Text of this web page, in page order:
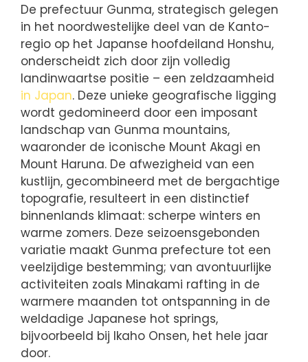
De prefectuur Gunma, strategisch gelegen
in het noordwestelijke deel van de Kanto-
regio op het Japanse hoofdeiland Honshu,
onderscheidt zich door zijn volledig
landinwaartse positie – een zeldzaamheid
in Japan. Deze unieke geografische ligging
wordt gedomineerd door een imposant
landschap van Gunma mountains,
waaronder de iconische Mount Akagi en
Mount Haruna. De afwezigheid van een
kustlijn, gecombineerd met de bergachtige
topografie, resulteert in een distinctief
binnenlands klimaat: scherpe winters en
warme zomers. Deze seizoensgebonden
variatie maakt Gunma prefecture tot een
veelzijdige bestemming; van avontuurlijke
activiteiten zoals Minakami rafting in de
warmere maanden tot ontspanning in de
weldadige Japanese hot springs,
bijvoorbeeld bij Ikaho Onsen, het hele jaar
door.